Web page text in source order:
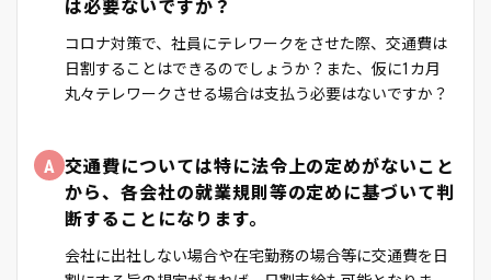
は必要ないですか？
コロナ対策で、社員にテレワークをさせた際、交通費は
日割することはできるのでしょうか？また、仮に1カ月
丸々テレワークさせる場合は支払う必要はないですか？
A 交通費については特に法令上の定めがないこと
から、各会社の就業規則等の定めに基づいて判
断することになります。
会社に出社しない場合や在宅勤務の場合等に交通費を日